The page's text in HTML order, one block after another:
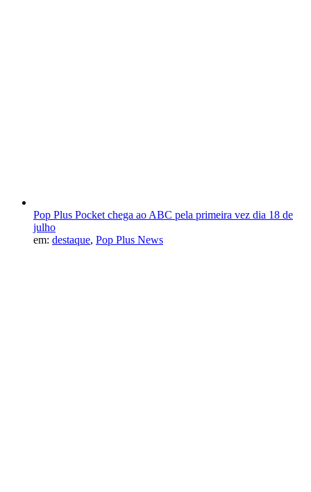
Pop Plus Pocket chega ao ABC pela primeira vez dia 18 de
julho
em: destaque, Pop Plus News